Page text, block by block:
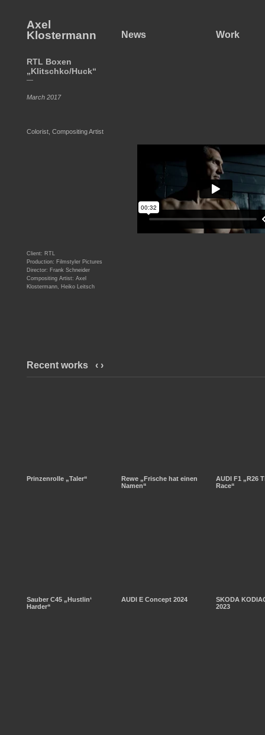
Axel
Klostermann
News Work
RTL Boxen
„Klitschko/Huck“
—
March 2017
Colorist, Compositing Artist
Client: RTL
Production: Filmstyler Pictures
Director: Frank Schneider
Compositing Artist: Axel
Klostermann, Heiko Leitsch
Recent works ‹ ›
Prinzenrolle „Taler“
Rewe „Frische hat einen
Namen“
AUDI F1 „R26
Race“
Sauber C45 „Hustlin‘
Harder“
AUDI E Concept 2024
SKODA
2023